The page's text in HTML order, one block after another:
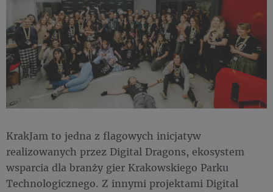
KrakJam to jedna z flagowych inicjatyw
realizowanych przez Digital Dragons, ekosystem
wsparcia dla branży gier Krakowskiego Parku
Technologicznego. Z innymi projektami Digital